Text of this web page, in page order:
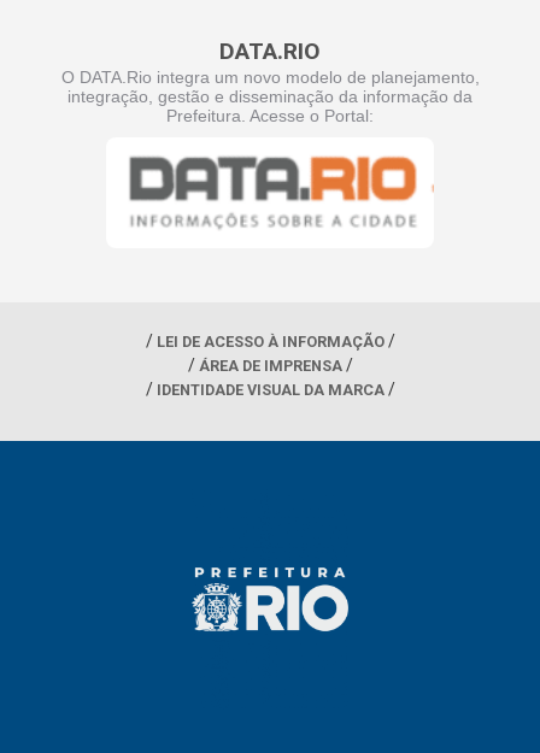
DATA.RIO
O DATA.Rio integra um novo modelo de planejamento,
integração, gestão e disseminação da informação da
Prefeitura. Acesse o Portal:
LEI DE ACESSO À INFORMAÇÃO
ÁREA DE IMPRENSA
IDENTIDADE VISUAL DA MARCA